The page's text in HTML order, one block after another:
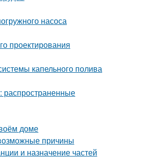
насоса
проектирования
капельного полива
распространенные
доме
причины
и назначение частей